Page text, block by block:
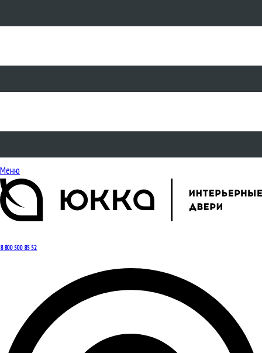
Меню
8 800 500 85 52